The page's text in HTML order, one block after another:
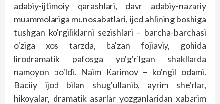
adabiy-ijtimoiy qarashlari, davr adabiy-nazariy
muammolariga munosabatlari, ijod ahlining boshiga
tushgan ko'rgiliklarni sezishlari – barcha-barchasi
o'ziga xos tarzda, ba'zan fojiaviy, gohida
lirodramatik pafosga yo'g'rilgan shakllarda
namoyon bo'ldi. Naim Karimov – ko'ngil odami.
Badiiy ijod bilan shug'ullanib, ayrim she'rlar,
hikoyalar, dramatik asarlar yozganlaridan xabarim